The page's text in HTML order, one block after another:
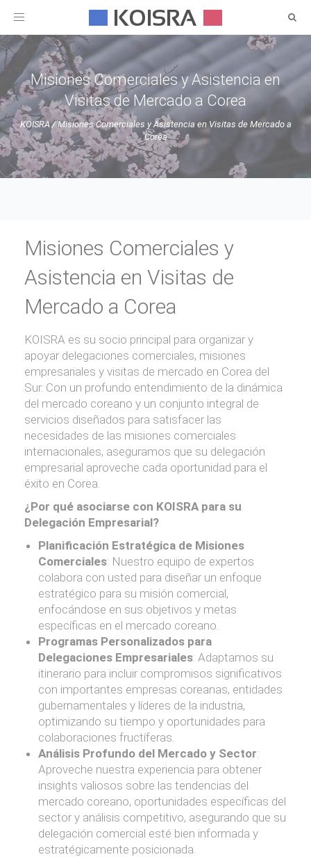
Toggle
Misiones Comerciales y Asistencia en
Visitas de Mercado a Corea
KOISRA/Misiones Comerciales y Asistencia en Visitas de Mercado a
Corea
Misiones Comerciales y
Asistencia en Visitas de
Mercado a Corea
KOISRA es su socio principal para organizar y
apoyar delegaciones comerciales, misiones
empresariales y visitas de mercado en Corea del
Sur. Con un profundo entendimiento de la dinámica
del mercado coreano y un conjunto integral de
servicios diseñados para satisfacer las
necesidades de las misiones comerciales
internacionales, aseguramos que su delegación
empresarial aproveche cada oportunidad para el
éxito en Corea.
¿Por qué asociarse con KOISRA para su
Delegación Empresarial?
Planificación Estratégica de Misiones
Comerciales: Nuestro equipo de expertos
colabora con usted para diseñar un enfoque
estratégico para su misión comercial,
enfocándose en sus objetivos y metas
específicas en el mercado coreano.
Programas Personalizados para
Delegaciones Empresariales: Adaptamos su
itinerario para incluir compromisos significativos
con importantes empresas coreanas, entidades
gubernamentales y líderes de la industria,
optimizando su tiempo y oportunidades para
colaboraciones fructíferas.
Análisis Profundo del Mercado y Sector:
Aproveche nuestra experiencia para obtener
insights valiosos sobre las tendencias del
mercado coreano, oportunidades específicas del
sector y análisis competitivo, asegurando que su
delegación comercial esté bien informada y
estratégicamente posicionada.